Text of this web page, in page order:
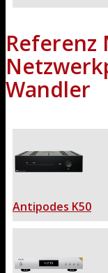
Referenz
Wandler
Antipodes K50